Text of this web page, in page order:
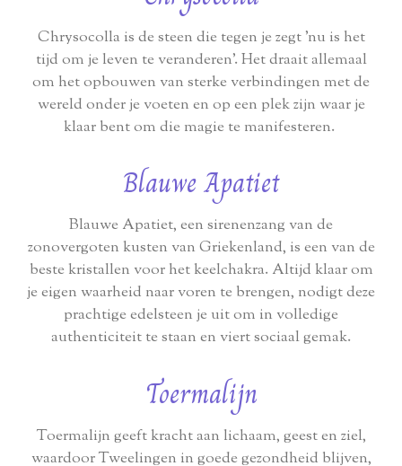
Chrysocolla is de steen die tegen je zegt 'nu is het
tijd om je leven te veranderen'. Het draait allemaal
om het opbouwen van sterke verbindingen met de
wereld onder je voeten en op een plek zijn waar je
klaar bent om die magie te manifesteren.
Blauwe Apatiet
Blauwe Apatiet, een sirenenzang van de
zonovergoten kusten van Griekenland, is een van de
beste kristallen voor het keelchakra. Altijd klaar om
je eigen waarheid naar voren te brengen, nodigt deze
prachtige edelsteen je uit om in volledige
authenticiteit te staan en viert sociaal gemak.
Toermalijn
Toermalijn geeft kracht aan lichaam, geest en ziel,
waardoor Tweelingen in goede gezondheid blijven,